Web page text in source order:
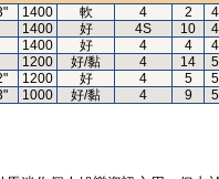
1400 軟 4 2
1400 好 4S 10
1400 好 4 4
1200 好/黏 4 14
1200 好 4 5
1000 好/黏 4 9